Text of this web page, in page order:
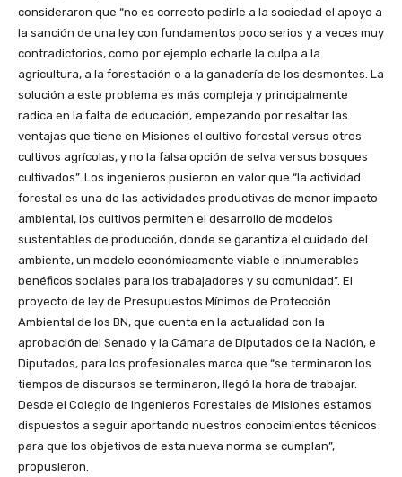
consideraron que “no es correcto pedirle a la sociedad el apoyo a
la sanción de una ley con fundamentos poco serios y a veces muy
contradictorios, como por ejemplo echarle la culpa a la
agricultura, a la forestación o a la ganadería de los desmontes. La
solución a este problema es más compleja y principalmente
radica en la falta de educación, empezando por resaltar las
ventajas que tiene en Misiones el cultivo forestal versus otros
cultivos agrícolas, y no la falsa opción de selva versus bosques
cultivados”. Los ingenieros pusieron en valor que “la actividad
forestal es una de las actividades productivas de menor impacto
ambiental, los cultivos permiten el desarrollo de modelos
sustentables de producción, donde se garantiza el cuidado del
ambiente, un modelo económicamente viable e innumerables
benéficos sociales para los trabajadores y su comunidad”. El
proyecto de ley de Presupuestos Mínimos de Protección
Ambiental de los BN, que cuenta en la actualidad con la
aprobación del Senado y la Cámara de Diputados de la Nación, e
Diputados, para los profesionales marca que “se terminaron los
tiempos de discursos se terminaron, llegó la hora de trabajar.
Desde el Colegio de Ingenieros Forestales de Misiones estamos
dispuestos a seguir aportando nuestros conocimientos técnicos
para que los objetivos de esta nueva norma se cumplan”,
propusieron.